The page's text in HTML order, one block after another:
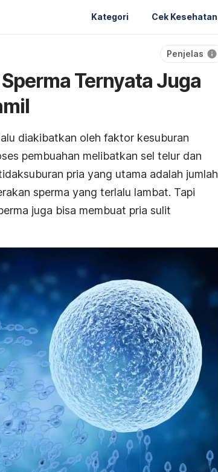
Kategori Cek Kesehatan
Penjelas
Ternyata Juga
diakibatkan oleh faktor kesuburan
pembuahan melibatkan sel telur dan
pria yang utama adalah jumlah
sperma yang terlalu lambat. Tapi
juga bisa membuat pria sulit